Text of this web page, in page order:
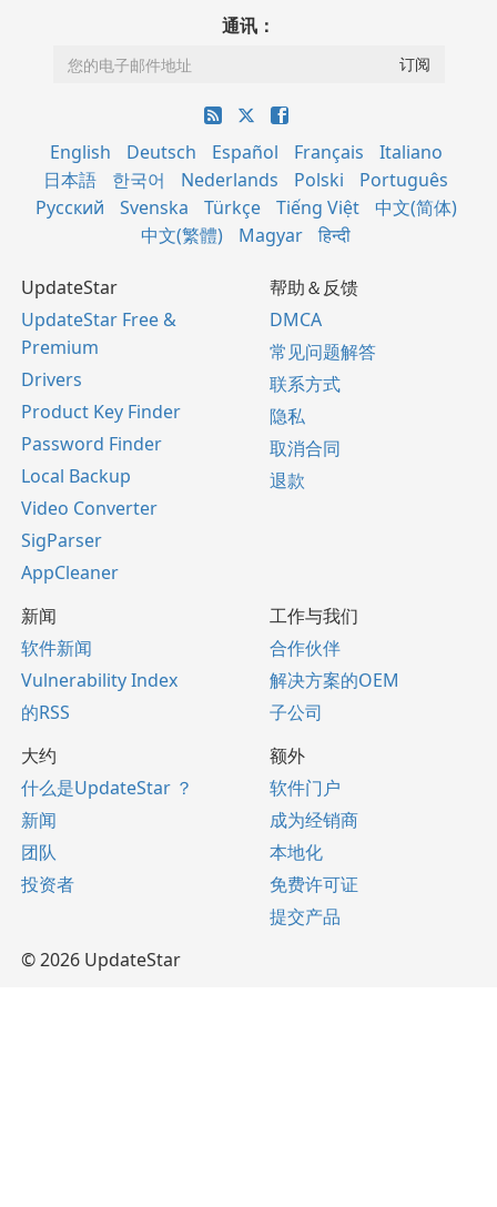
通讯：
English Deutsch Español Français
Italiano
日本語
한국어 Nederlands Polski
Português
Русский
Svenska Türkçe Tiếng Việt
中文(简体)
中文(繁體)
Magyar हिन्दी
UpdateStar
UpdateStar Free &
Premium
Drivers
Product Key Finder
Password Finder
Local Backup
Video Converter
SigParser
AppCleaner
帮助＆反馈
DMCA
常见问题解答
联系方式
隐私
取消合同
退款
新闻
软件新闻
Vulnerability Index
的RSS
工作与我们
合作伙伴
解决方案的OEM
子公司
大约
什么是UpdateStar ？
新闻
团队
投资者
额外
软件门户
成为经销商
本地化
免费许可证
提交产品
© 2026 UpdateStar